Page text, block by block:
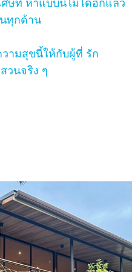
ศษที่ หาแบบนี้ไม่ได้อีกแล้ว
ทุกด้าน
ามสุขนี้ให้กับผู้ที่ รัก
วนจริง ๆ